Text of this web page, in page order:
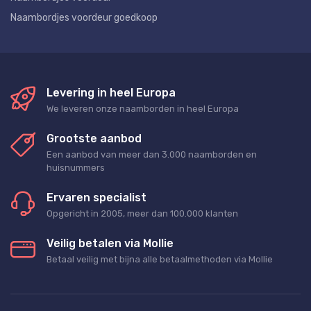
Naambordjes voordeur goedkoop
Levering in heel Europa
We leveren onze naamborden in heel Europa
Grootste aanbod
Een aanbod van meer dan 3.000 naamborden en
huisnummers
Ervaren specialist
Opgericht in 2005, meer dan 100.000 klanten
Veilig betalen via Mollie
Betaal veilig met bijna alle betaalmethoden via Mollie